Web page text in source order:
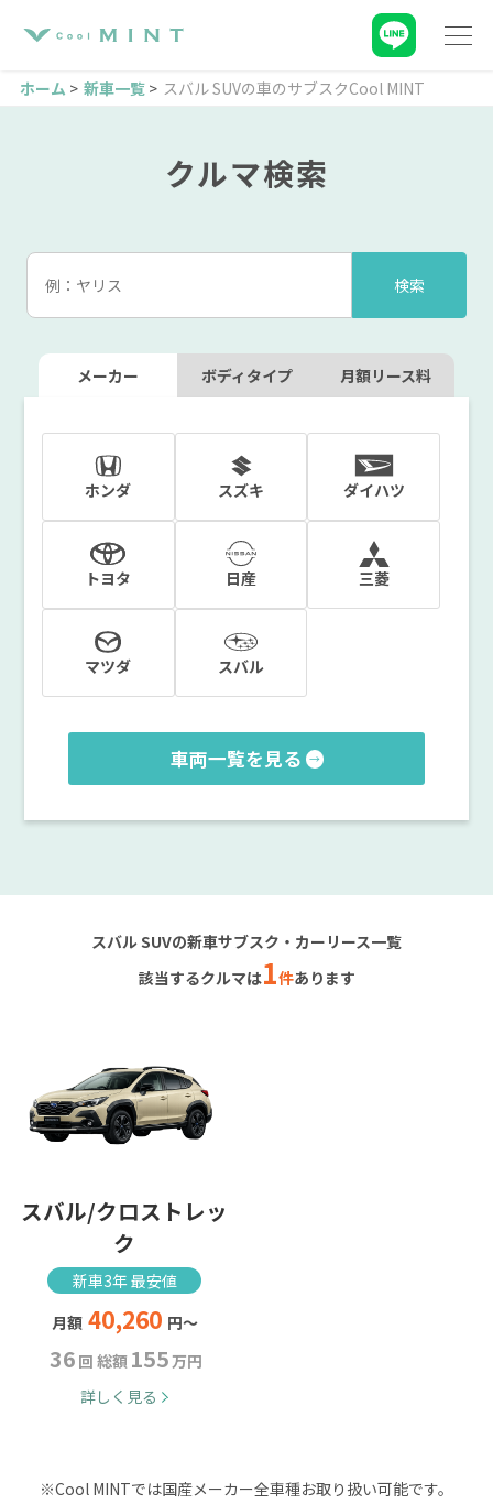
ホーム 新車一覧 スバル SUVの車のサブスクCool MINT
クルマ検索
メーカー ボディタイプ 月額リース料
ホンダ スズキ ダイハツ
トヨタ 日産 三菱
マツダ スバル
車両一覧を見る
スバル SUVの新車サブスク・カーリース一覧
該当するクルマは1件あります
スバル/クロストレッ
ク
新車3年 最安値
月額 40,260 円～
36 回 総額 155万円
詳しく見る
※Cool MINTでは国産メーカー全車種お取り扱い可能です。